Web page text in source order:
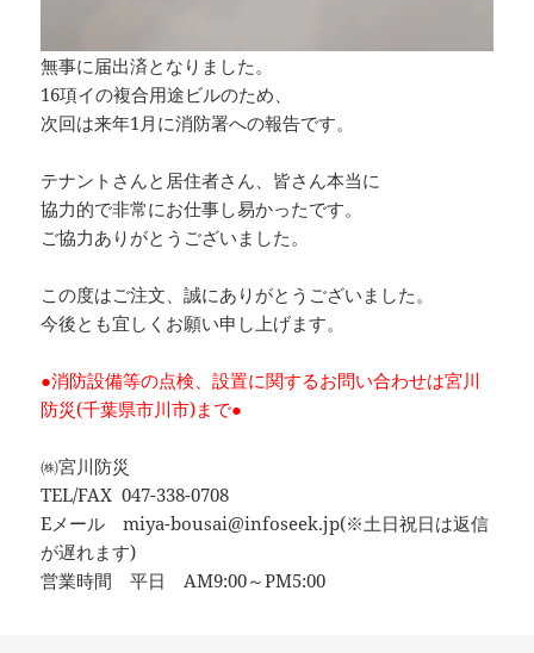
無事に届出済となりました。
16項イの複合用途ビルのため、
次回は来年1月に消防署への報告です。
テナントさんと居住者さん、皆さん本当に
協力的で非常にお仕事し易かったです。
ご協力ありがとうございました。
この度はご注文、誠にありがとうございました。
今後とも宜しくお願い申し上げます。
●消防設備等の点検、設置に関するお問い合わせは宮川
防災(千葉県市川市)まで●
㈱宮川防災
TEL/FAX 047-338-0708
Eメール miya-bousai@infoseek.jp(※土日祝日は返信
が遅れます)
営業時間 平日 AM9:00～PM5:00